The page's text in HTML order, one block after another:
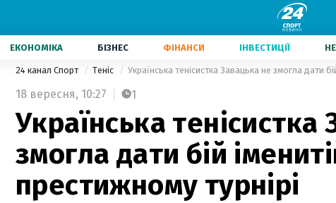
ЕКОНОМІКА БІЗНЕС ФІНАНСИ ІНВЕСТИЦІЇ
24 канал Спорт Теніс Українська тенісистка Завацька не змогла дати
18 вересня, 10:27 1
Українська тенісистка
змогла дати бій
престижному турнірі